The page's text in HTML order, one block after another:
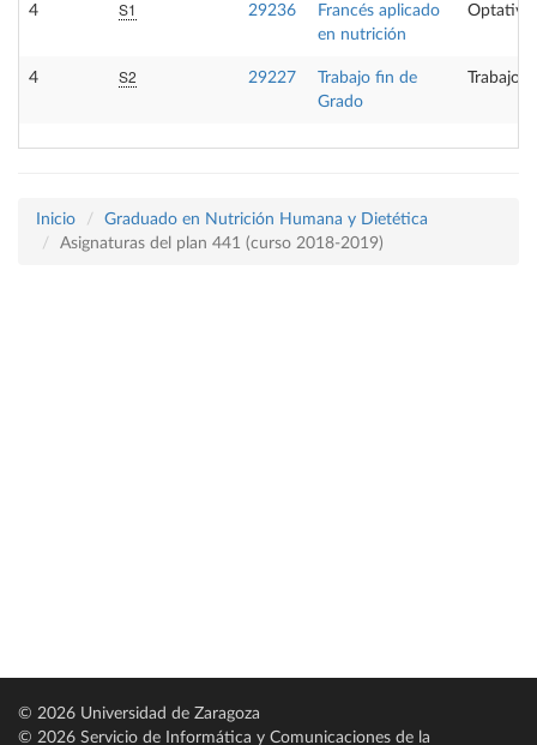
4 S1 29236
Francés aplicado
en nutrición
Optativa
4 S2 29227
Trabajo fin de
Grado
Trabajo
Inicio
Graduado en Nutrición Humana y Dietética
Asignaturas del plan 441 (curso 2018-2019)
© 2026 Universidad de Zaragoza
© 2026 Servicio de Informática y Comunicaciones de la